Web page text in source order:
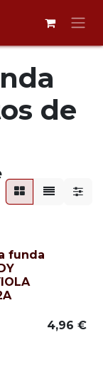
de
funda
4,96 €